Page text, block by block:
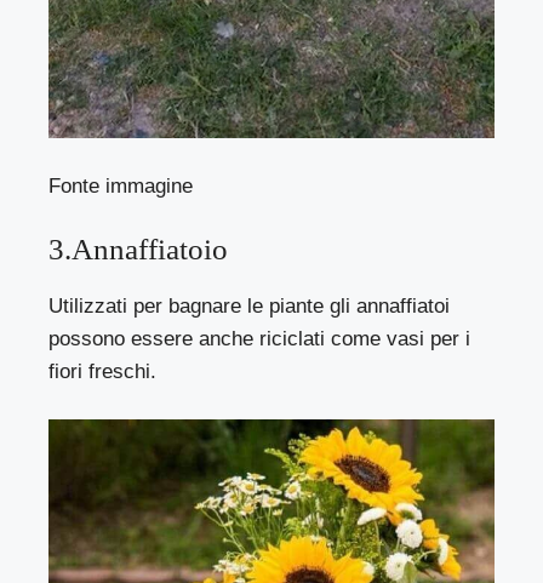
Fonte immagine
3.Annaffiatoio
Utilizzati per bagnare le piante gli annaffiatoi
possono essere anche riciclati come vasi per i
fiori freschi.